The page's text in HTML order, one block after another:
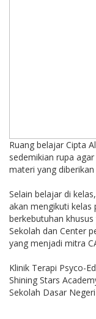
Ruang belajar Cipta
sedemikian rupa
materi yang
Selain belajar di
akan mengikuti
berkebutuhan
Sekolah dan Center
yang menjadi mitra
Klinik Terapi Psyco-
Shining Stars
Sekolah Dasar